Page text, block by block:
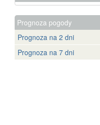
Prognoza pogody
Prognoza na 2 dni
Prognoza na 7 dni